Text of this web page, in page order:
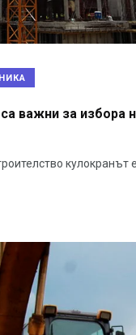
важни за избора
кулокранът